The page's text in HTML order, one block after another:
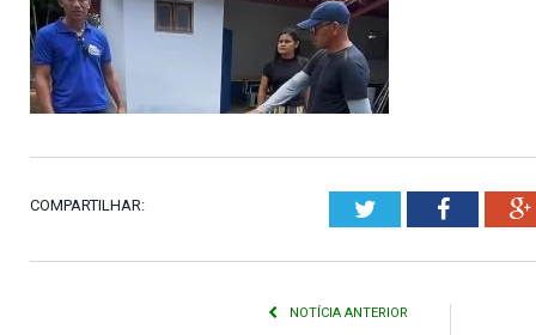
COMPARTILHAR: Twitter
NOTÍCIA ANTERIOR